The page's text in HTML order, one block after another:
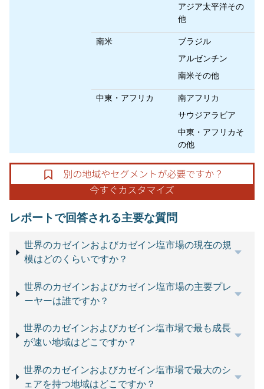
アジア太平洋その
他
南米
ブラジル
アルゼンチン
南米その他
中東・アフリカ
南アフリカ
サウジアラビア
中東・アフリカそ
の他
レポートで回答される主要な質問
世界のカゼインおよびカゼイン塩市場の現在の規
模はどのくらいですか？
世界のカゼインおよびカゼイン塩市場の主要プレ
ーヤーは誰ですか？
世界のカゼインおよびカゼイン塩市場で最も成長
が速い地域はどこですか？
世界のカゼインおよびカゼイン塩市場で最大のシ
ェアを持つ地域はどこですか？